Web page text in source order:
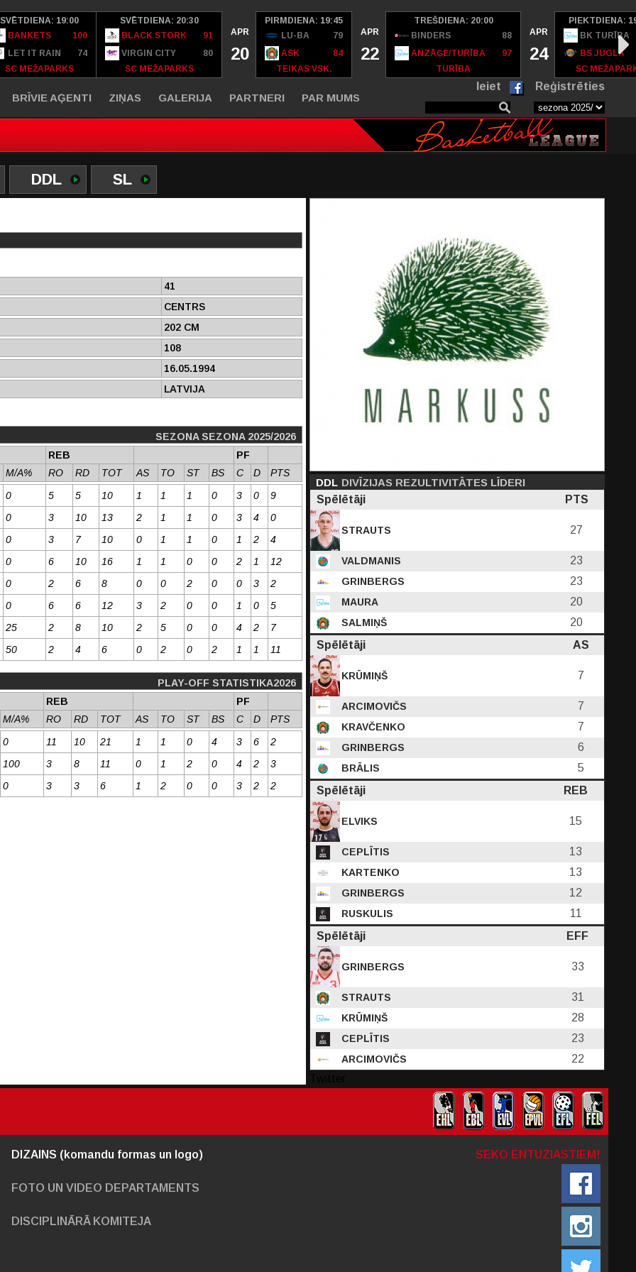
SVĒTDIENA: 19:00
BANKETS
100
LET IT RAIN
74
SC MEŽAPARKS
SVĒTDIENA: 20:30
BLACK STORK
91
VIRGIN CITY
80
SC MEŽAPARKS
APR
20
PIRMDIENA: 19:45
LU-BA
79
ASK
84
TEIKAS VSK.
APR
22
TREŠDIENA: 20:00
BINDERS
88
ANZĀĢE/TURĪBA
97
TURĪBA
APR
24
PIEKTDIENA:
BK TURĪBA
BS JUGLA
SC
BRĪVIE AĢENTI ZIŅAS GALERIJA PARTNERI PAR MUMS
Ieiet Reģistrēties
DDL SL
41
CENTRS
202 CM
108
16.05.1994
LATVIJA
SEZONA SEZONA 2025/2026
REB
PF
M/A% RO RD TOT AS TO ST BS C D
PTS
0 5 5 10 1 1 1 0 3 0
9
0 3 10 13 2 1 1 0 3 4
0
0 3 7 10 0 1 1 0 1 2
4
0 6 10 16 1 1 0 0 2 1
12
0 2 6 8 0 0 2 0 0 3
2
0 6 6 12 3 2 0 0 1 0
5
25 2 8 10 2 5 0 0 4 2
7
50 2 4 6 0 2 0 2 1 1 11
PLAY-OFF STATISTIKA2026
REB
PF
M/A% RO RD TOT AS TO ST BS C D
PTS
0 11 10 21 1 1 0 4 3 6
2
100 3 8 11 0 1 2 0 4 2
3
0 3 3 6 1 2 0 0 3 2 2
DDL DIVĪZIJAS REZULTIVITĀTES LĪDERI
Spēlētāji
PTS
STRAUTS 27
VALDMANIS 23
GRINBERGS 23
MAURA 20
SALMIŅŠ
20
Spēlētāji
AS
KRŪMIŅŠ 7
ARCIMOVIČS 7
KRAVČENKO 7
GRINBERGS 6
BRĀLIS
5
Spēlētāji
REB
ELVIKS 15
CEPLĪTIS 13
KARTENKO 13
GRINBERGS 12
RUSKULIS
11
Spēlētāji
EFF
GRINBERGS 33
STRAUTS 31
KRŪMIŅŠ 28
CEPLĪTIS 23
ARCIMOVIČS
22
DIZAINS (komandu formas un logo)
FOTO UN VIDEO DEPARTAMENTS
DISCIPLINĀRĀ KOMITEJA
SEKO ENTUZIASTIEM!